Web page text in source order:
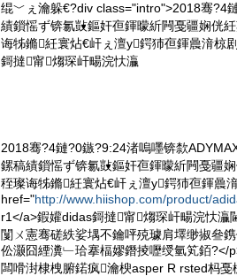
绲﹀ぇ瀹躲€?div class="intro">2018骞?4
績鎻愮ず锛氱敱鏂奸亱鍕曚紤闁戞疆娴侊
诲牬鏅紝寰炶€屽ぇ澶у鍔犻亱鍕曟湇椋
鎶撻甯煼琛屽畼浣忕灜
2018骞?4鏈?0鏃?9:24渚嗚嚜锛歀
鏍稿績鎻愮ず锛氱敱鏂奸亱鍕曚紤闁戞疆
秷璨诲牬鏅紝寰炶€屽ぇ澶у鍔犻亱鍕曟
href="http://www.hiishop.com/product/
r1</a>鍜孉didas鎶撻甯煼琛屽畼浣忕灜
闅ㄨ憲骞磋紩娑堣不鑰呯殑璩肩墿缈掓叄
伀灏囧緸瀵﹂珨搴楅嫪鐕掕嚦绶氫笂銆?</
闆嗗湗棣栧腑鍩疯瀹楰asper R rsted杩